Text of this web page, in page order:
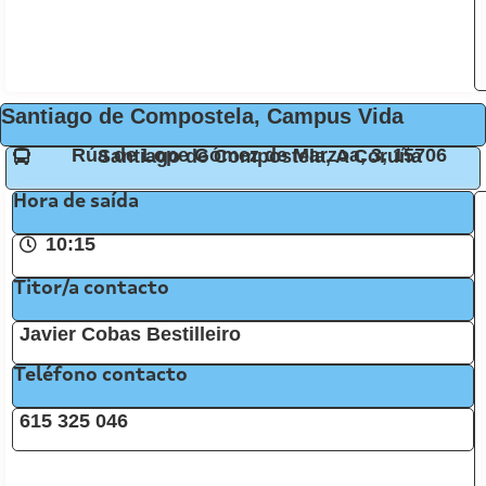
Santiago de Compostela, Campus Vida
Rúa de Lope Gómez de Marzoa, 3, 15706 Santiago de Compostela, A Coruña
Hora de saída
10:15
Titor/a contacto
Javier Cobas Bestilleiro
Teléfono contacto
615 325 046